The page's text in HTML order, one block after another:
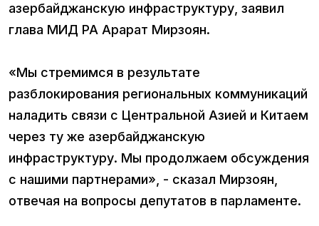
азербайджанскую инфраструктуру, заявил
глава МИД РА Арарат Мирзоян.
«Мы стремимся в результате
разблокирования региональных коммуникаций
наладить связи с Центральной Азией и Китаем
через ту же азербайджанскую
инфраструктуру. Мы продолжаем обсуждения
с нашими партнерами», - сказал Мирзоян,
отвечая на вопросы депутатов в парламенте.